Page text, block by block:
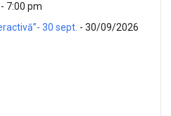
7:00 pm
30 sept. - 30/09/2026